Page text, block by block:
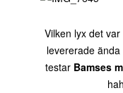
Vilken lyx det
levererade
testar Bamses